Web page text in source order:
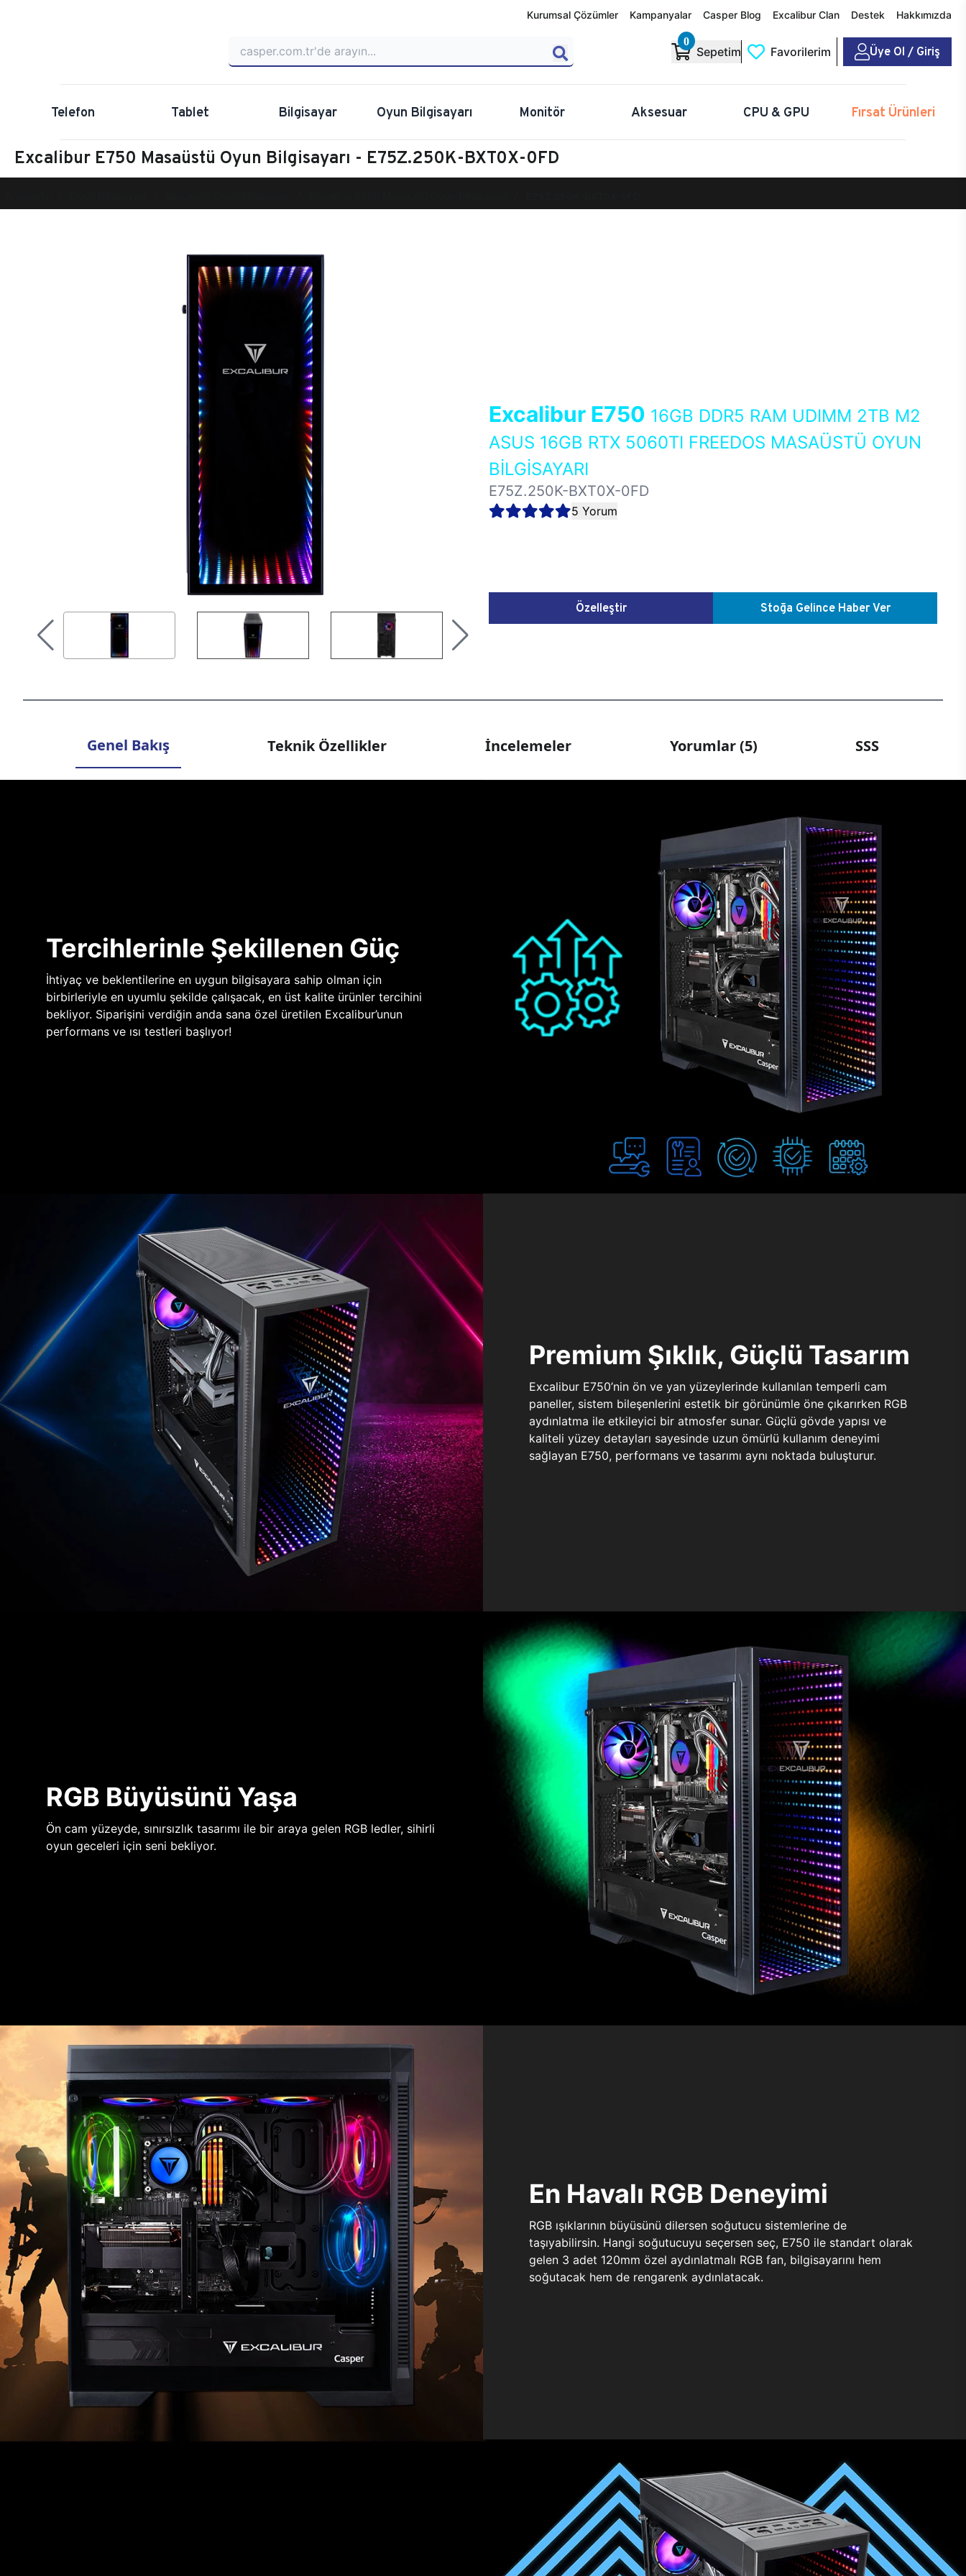
Kurumsal Çözümler Kampanyalar Casper Blog Excalibur Clan Destek Hakkımızda
0
Sepetim Favorilerim Üye Ol / Giriş
Telefon Tablet Bilgisayar Oyun Bilgisayarı Monitör Aksesuar CPU & GPU Fırsat Ürünleri
Excalibur E750 Masaüstü Oyun Bilgisayarı - E75Z.250K-BXT0X-0FD
Excalibur E750 16GB DDR5 RAM UDIMM 2TB M2
ASUS 16GB RTX 5060TI FREEDOS MASAÜSTÜ OYUN
BİLGİSAYARI
E75Z.250K-BXT0X-0FD
5 Yorum
Özelleştir Stoğa Gelince Haber Ver
Genel Bakış Teknik Özellikler İncelemeler Yorumlar (5) SSS
Tercihlerinle Şekillenen Güç
İhtiyaç ve beklentilerine en uygun bilgisayara sahip olman için
birbirleriyle en uyumlu şekilde çalışacak, en üst kalite ürünler tercihini
bekliyor. Siparişini verdiğin anda sana özel üretilen Excalibur’unun
performans ve ısı testleri başlıyor!
Premium Şıklık, Güçlü Tasarım
Excalibur E750’nin ön ve yan yüzeylerinde kullanılan temperli cam
paneller, sistem bileşenlerini estetik bir görünümle öne çıkarırken RGB
aydınlatma ile etkileyici bir atmosfer sunar. Güçlü gövde yapısı ve
kaliteli yüzey detayları sayesinde uzun ömürlü kullanım deneyimi
sağlayan E750, performans ve tasarımı aynı noktada buluşturur.
RGB Büyüsünü Yaşa
Ön cam yüzeyde, sınırsızlık tasarımı ile bir araya gelen RGB ledler, sihirli
oyun geceleri için seni bekliyor.
En Havalı RGB Deneyimi
RGB ışıklarının büyüsünü dilersen soğutucu sistemlerine de
taşıyabilirsin. Hangi soğutucuyu seçersen seç, E750 ile standart olarak
gelen 3 adet 120mm özel aydınlatmalı RGB fan, bilgisayarını hem
soğutacak hem de rengarenk aydınlatacak.